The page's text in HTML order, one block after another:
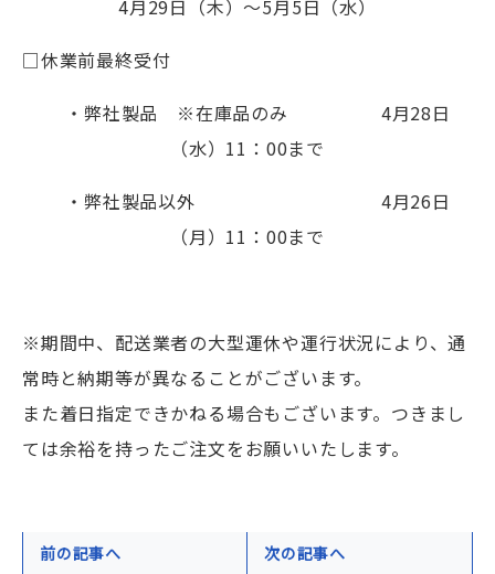
4月29日（木）～5月5日（水）
□休業前最終受付
・弊社製品 ※在庫品のみ 4月28日
（水）11：00まで
・弊社製品以外 4月26日
（月）11：00まで
※期間中、配送業者の大型運休や運行状況により、通
常時と納期等が異なることがございます。
また着日指定できかねる場合もございます。つきまし
ては余裕を持ったご注文をお願いいたします。
前の記事へ 次の記事へ